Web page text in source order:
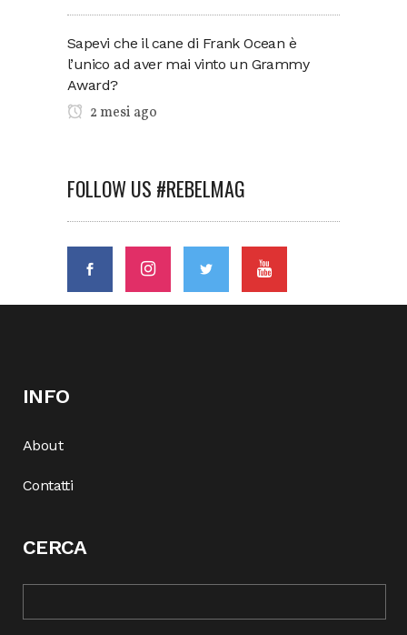
Sapevi che il cane di Frank Ocean è
l’unico ad aver mai vinto un Grammy
Award?
2 mesi ago
FOLLOW US #REBELMAG
INFO
About
Contatti
CERCA